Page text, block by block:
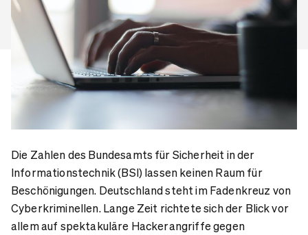
Die Zahlen des Bundesamts für Sicherheit in der
Informationstechnik (BSI) lassen keinen Raum für
Beschönigungen. Deutschland steht im Fadenkreuz von
Cyberkriminellen. Lange Zeit richtete sich der Blick vor
allem auf spektakuläre Hackerangriffe gegen